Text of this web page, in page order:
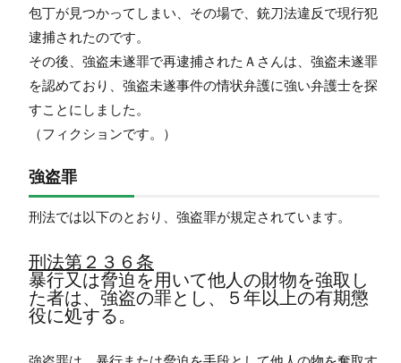
包丁が見つかってしまい、その場で、銃刀法違反で現行犯
逮捕されたのです。
その後、強盗未遂罪で再逮捕されたＡさんは、強盗未遂罪
を認めており、強盗未遂事件の情状弁護に強い弁護士を探
すことにしました。
（フィクションです。）
強盗罪
刑法では以下のとおり、強盗罪が規定されています。
刑法第２３６条
暴行又は脅迫を用いて他人の財物を強取し
た者は、強盗の罪とし、５年以上の有期懲
役に処する。